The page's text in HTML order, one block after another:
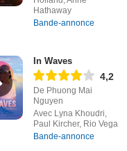
Hathaway
Bande-annonce
In Waves
4,2
De Phuong Mai
Nguyen
Avec Lyna Khoudri,
Paul Kircher, Rio Vega
Bande-annonce